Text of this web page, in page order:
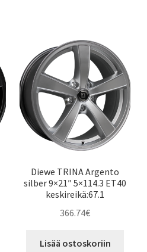
Diewe TRINA Argento
silber 9×21″ 5×114.3 ET40
keskireikä:67.1
366.74€
Lisää ostoskoriin